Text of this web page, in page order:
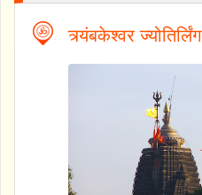
त्र्यंबकेश्वर ज्योतिर्लिंग